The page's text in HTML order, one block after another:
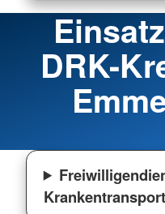
DRK-